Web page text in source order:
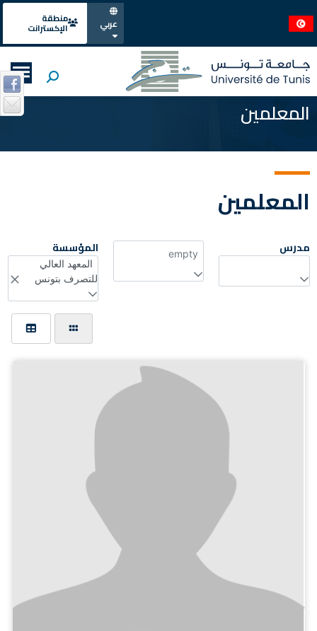
عربي
منطقة
الإكسترانت
المعلمين
المعلمين
مدرس empty المؤسسة
المعهد العالي
للتصرف بتونس